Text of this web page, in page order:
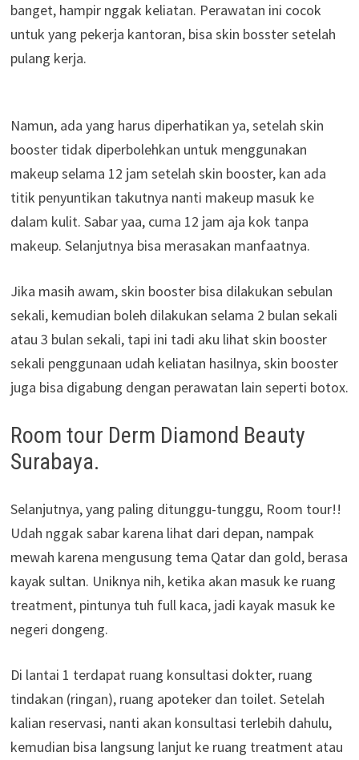
banget, hampir nggak keliatan. Perawatan ini cocok
untuk yang pekerja kantoran, bisa skin bosster setelah
pulang kerja.
Namun, ada yang harus diperhatikan ya, setelah skin
booster tidak diperbolehkan untuk menggunakan
makeup selama 12 jam setelah skin booster, kan ada
titik penyuntikan takutnya nanti makeup masuk ke
dalam kulit. Sabar yaa, cuma 12 jam aja kok tanpa
makeup. Selanjutnya bisa merasakan manfaatnya.
Jika masih awam, skin booster bisa dilakukan sebulan
sekali, kemudian boleh dilakukan selama 2 bulan sekali
atau 3 bulan sekali, tapi ini tadi aku lihat skin booster
sekali penggunaan udah keliatan hasilnya, skin booster
juga bisa digabung dengan perawatan lain seperti botox.
Room tour Derm Diamond Beauty
Surabaya.
Selanjutnya, yang paling ditunggu-tunggu, Room tour!!
Udah nggak sabar karena lihat dari depan, nampak
mewah karena mengusung tema Qatar dan gold, berasa
kayak sultan. Uniknya nih, ketika akan masuk ke ruang
treatment, pintunya tuh full kaca, jadi kayak masuk ke
negeri dongeng.
Di lantai 1 terdapat ruang konsultasi dokter, ruang
tindakan (ringan), ruang apoteker dan toilet. Setelah
kalian reservasi, nanti akan konsultasi terlebih dahulu,
kemudian bisa langsung lanjut ke ruang treatment atau